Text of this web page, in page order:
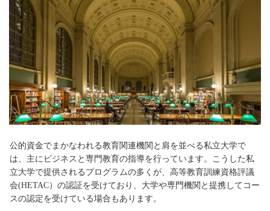
公的資金でまかなわれる教育関連機関と肩を並べる私立大学で
は、主にビジネスと専門教育の指導を行っています。こうした私
立大学で提供されるプログラムの多くが、高等教育訓練資格評議
会(HETAC）の認証を受けており、大学や専門機関と提携してコー
スの認定を受けている場合もあります。